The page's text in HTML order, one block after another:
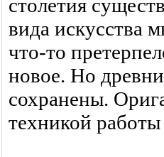
столетия
вида искусства
что-то
новое. Но
сохранены.
техникой